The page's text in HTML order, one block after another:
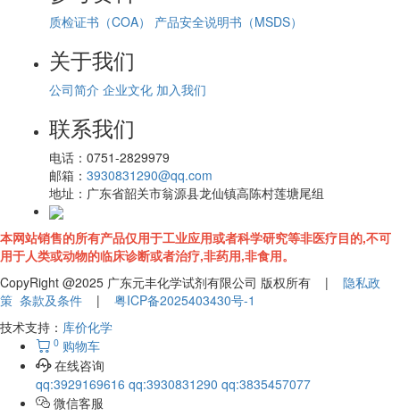
质检证书（COA） 产品安全说明书（MSDS）
关于我们
公司简介 企业文化 加入我们
联系我们
电话： 0751-2829979
邮箱： 3930831290@qq.com
地址： 广东省韶关市翁源县龙仙镇高陈村莲塘尾组
本网站销售的所有产品仅用于工业应用或者科学研究等非医疗目的,不可
用于人类或动物的临床诊断或者治疗,非药用,非食用。
CopyRight @2025 广东元丰化学试剂有限公司 版权所有 | 隐私政
策 条款及条件 | 粤ICP备2025403430号-1
技术支持： 库价化学
0 购物车
在线咨询
qq:3929169616 qq:3930831290 qq:3835457077
微信客服